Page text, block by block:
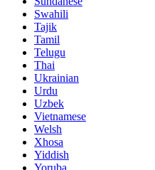
Swahili
Tajik
Tamil
Telugu
Thai
Ukrainian
Urdu
Uzbek
Vietnamese
Welsh
Xhosa
Yiddish
Yoruba